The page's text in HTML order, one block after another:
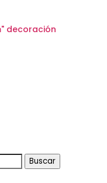
Buscar